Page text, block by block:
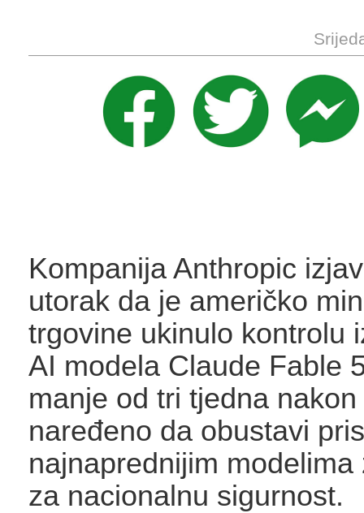
Kompanija Anthropic
utorak da je američko
trgovine ukinulo kontrolu
AI modela Claude Fable
manje od tri tjedna
naređeno da obustavi
najnaprednijim modelima
za nacionalnu sigurnost.